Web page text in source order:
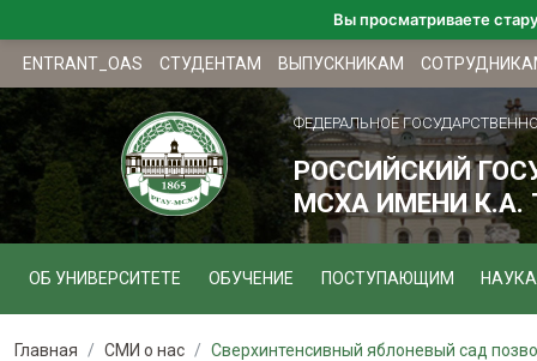
ENTRANT_OAS СТУДЕНТАМ ВЫПУСКНИКАМ
ФЕДЕРАЛЬНОЕ
РОССИЙСКИЙ
МСХА ИМЕНИ К.А.
ОБ УНИВЕРСИТЕТЕ ОБУЧЕНИЕ ПОСТУПАЮЩИМ
Главная СМИ о нас Сверхинтенсивный яблоневый сад
Вы просматриваете